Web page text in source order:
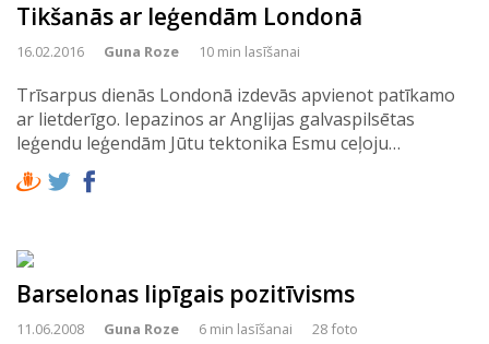
Tikšanās ar leģendām Londonā
16.02.2016 Guna Roze 10 min lasīšanai
Trīsarpus dienās Londonā izdevās apvienot patīkamo
ar lietderīgo. Iepazinos ar Anglijas galvaspilsētas
leģendu leģendām Jūtu tektonika Esmu ceļoju…
Barselonas lipīgais pozitīvisms
11.06.2008 Guna Roze 6 min lasīšanai 28 foto